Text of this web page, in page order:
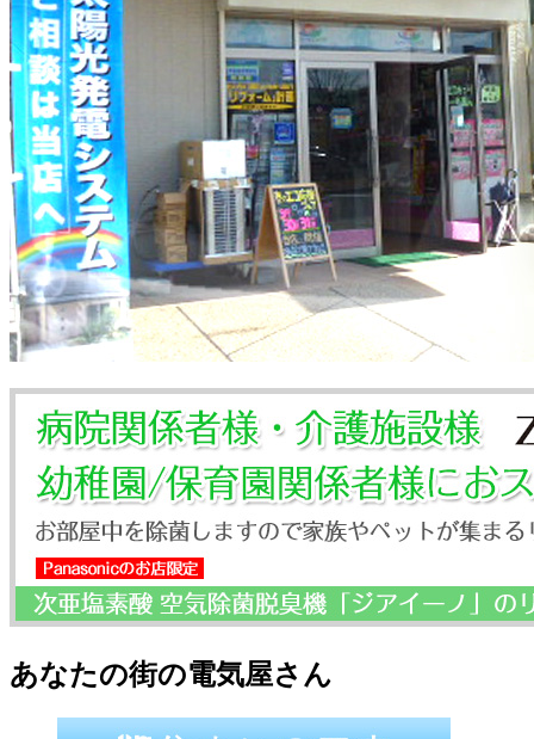
あなたの街の電気屋さん